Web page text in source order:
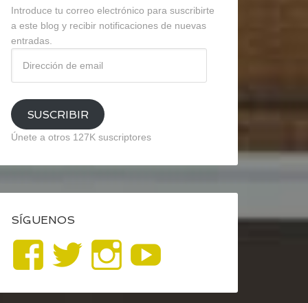
Introduce tu correo electrónico para suscribirte
a este blog y recibir notificaciones de nuevas
entradas.
email
SUSCRIBIR
Únete a otros 127K suscriptores
SÍGUENOS
Ver
perfil
Ver
perfil
Ver
perfil